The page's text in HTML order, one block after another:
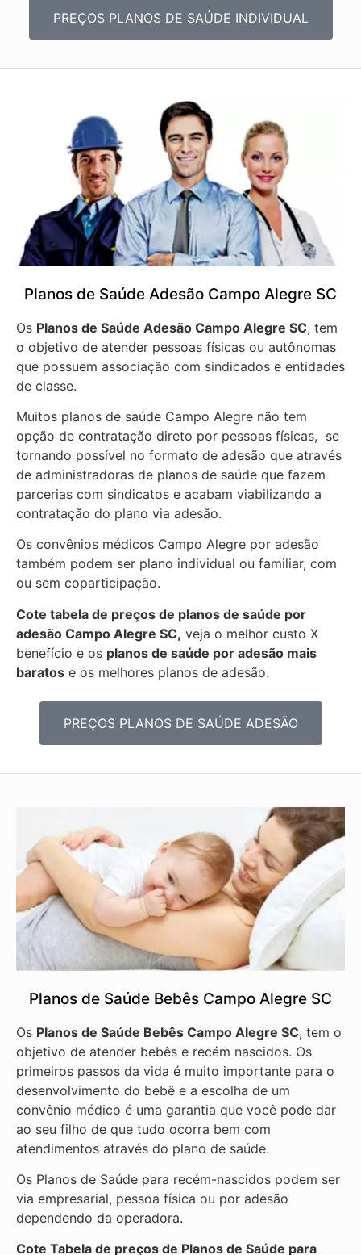
PREÇOS PLANOS DE SAÚDE INDIVIDUAL
Planos de Saúde Adesão Campo Alegre SC
Os Planos de Saúde Adesão Campo Alegre SC, tem
o objetivo de atender pessoas físicas ou autônomas
que possuem associação com sindicados e entidades
de classe.
Muitos planos de saúde Campo Alegre não tem
opção de contratação direto por pessoas físicas, se
tornando possível no formato de adesão que através
de administradoras de planos de saúde que fazem
parcerias com sindicatos e acabam viabilizando a
contratação do plano via adesão.
Os convênios médicos Campo Alegre por adesão
também podem ser plano individual ou familiar, com
ou sem coparticipação.
Cote tabela de preços de planos de saúde por
adesão Campo Alegre SC, veja o melhor custo X
benefício e os planos de saúde por adesão mais
baratos e os melhores planos de adesão.
PREÇOS PLANOS DE SAÚDE ADESÃO
Planos de Saúde Bebês Campo Alegre SC
Os Planos de Saúde Bebês Campo Alegre SC, tem o
objetivo de atender bebês e recém nascidos. Os
primeiros passos da vida é muito importante para o
desenvolvimento do bebê e a escolha de um
convênio médico é uma garantia que você pode dar
ao seu filho de que tudo ocorra bem com
atendimentos através do plano de saúde.
Os Planos de Saúde para recém-nascidos podem ser
via empresarial, pessoa física ou por adesão
dependendo da operadora.
Cote Tabela de preços de Planos de Saúde para